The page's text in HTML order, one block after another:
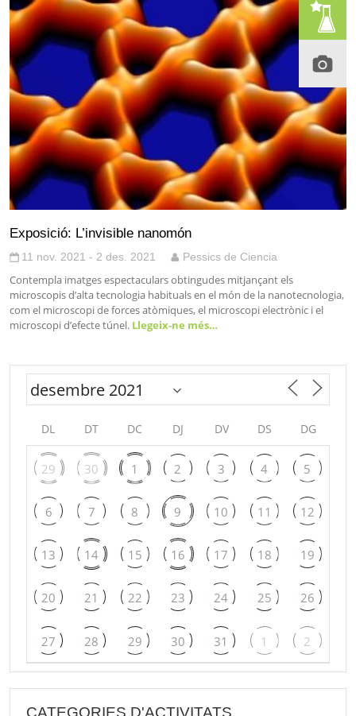
Exposició: L’invisible nanomón
11 nov. 2021 - 2 des. 2021 Pessics de Ciencia
Contempla imatges espectaculars obtingudes mitjançant els
microscopis d’alta tecnologia habituals en el món de la nanotecnologia,
com el microscopi de forces atòmiques, el microscopi electrònic i el
microscopi d’efecte túnel. Llegeix-ne més…
DL DT DC DJ DV DS DG
29 30 1 2 3 4 5
6 7 8 9 10 11 12
13 14 15 16 17 18 19
20 21 22 23 24 25 26
27 28 29 30 31 1 2
CATEGORIES D'ACTIVITATS